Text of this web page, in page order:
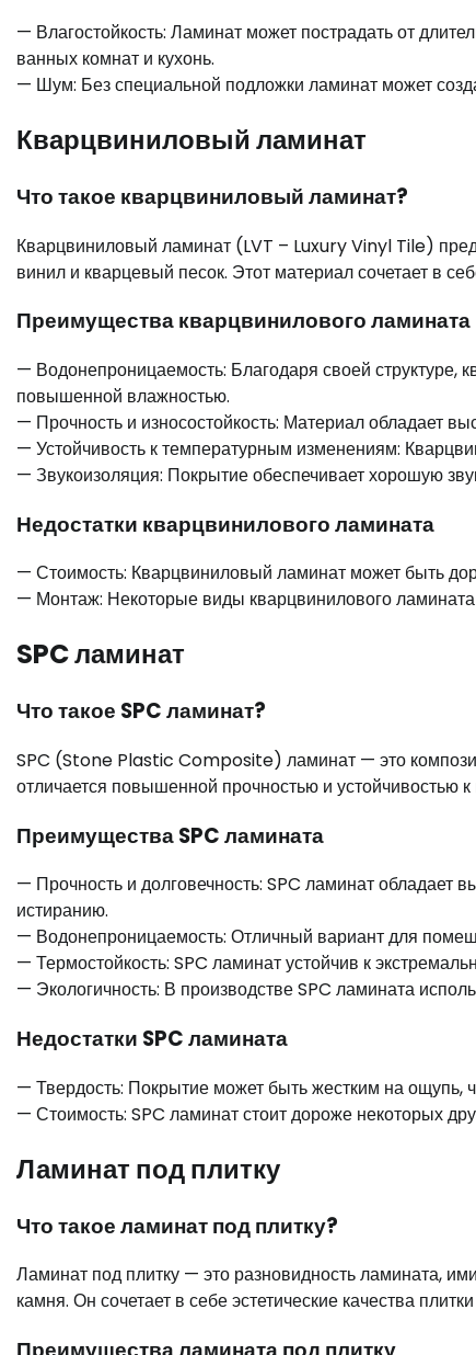
— Влагостойкость: Ламинат может пострадать от
ванных комнат и кухонь.
— Шум: Без специальной подложки ламинат может
Кварцвиниловый ламинат
Что такое кварцвиниловый ламинат?
Кварцвиниловый ламинат (LVT – Luxury Vinyl Tile)
винил и кварцевый песок. Этот материал сочетает в
Преимущества кварцвинилового ламината
— Водонепроницаемость: Благодаря своей
повышенной влажностью.
— Прочность и износостойкость: Материал обладает
— Устойчивость к температурным изменениям:
— Звукоизоляция: Покрытие обеспечивает хорошую
Недостатки кварцвинилового ламината
— Стоимость: Кварцвиниловый ламинат может быть
— Монтаж: Некоторые виды кварцвинилового
SPC ламинат
Что такое SPC ламинат?
SPC (Stone Plastic Composite) ламинат — это
отличается повышенной прочностью и устойчивостью
Преимущества SPC ламината
— Прочность и долговечность: SPC ламинат обладает
истиранию.
— Водонепроницаемость: Отличный вариант для
— Термостойкость: SPC ламинат устойчив к
— Экологичность: В производстве SPC ламината
Недостатки SPC ламината
— Твердость: Покрытие может быть жестким на ощупь,
— Стоимость: SPC ламинат стоит дороже некоторых
Ламинат под плитку
Что такое ламинат под плитку?
Ламинат под плитку — это разновидность ламината,
камня. Он сочетает в себе эстетические качества